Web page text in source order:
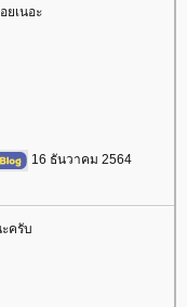
ยเนอะ
16 ธันวาคม 2564
ครับ